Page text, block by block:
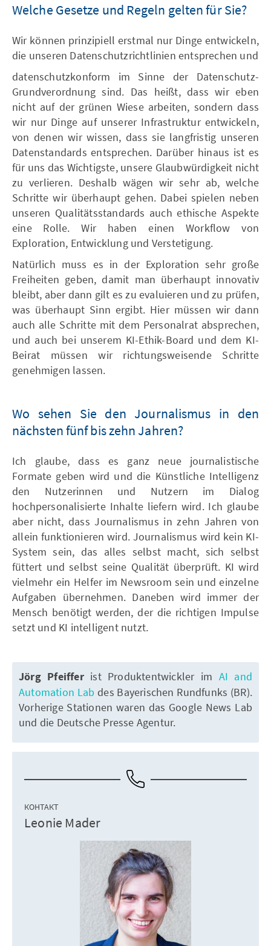
Welche Gesetze und Regeln gelten für Sie?
Wir können prinzipiell erstmal nur Dinge entwickeln,
die unseren Datenschutzrichtlinien entsprechen und
datenschutzkonform im Sinne der Datenschutz-
Grundverordnung sind. Das heißt, dass wir eben
nicht auf der grünen Wiese arbeiten, sondern dass
wir nur Dinge auf unserer Infrastruktur entwickeln,
von denen wir wissen, dass sie langfristig unseren
Datenstandards entsprechen. Darüber hinaus ist es
für uns das Wichtigste, unsere Glaubwürdigkeit nicht
zu verlieren. Deshalb wägen wir sehr ab, welche
Schritte wir überhaupt gehen. Dabei spielen neben
unseren Qualitätsstandards auch ethische Aspekte
eine Rolle. Wir haben einen Workflow von
Exploration, Entwicklung und Verstetigung.
Natürlich muss es in der Exploration sehr große
Freiheiten geben, damit man überhaupt innovativ
bleibt, aber dann gilt es zu evaluieren und zu prüfen,
was überhaupt Sinn ergibt. Hier müssen wir dann
auch alle Schritte mit dem Personalrat absprechen,
und auch bei unserem KI-Ethik-Board und dem KI-
Beirat müssen wir richtungsweisende Schritte
genehmigen lassen.
Wo sehen Sie den Journalismus in den
nächsten fünf bis zehn Jahren?
Ich glaube, dass es ganz neue journalistische
Formate geben wird und die Künstliche Intelligenz
den Nutzerinnen und Nutzern im Dialog
hochpersonalisierte Inhalte liefern wird. Ich glaube
aber nicht, dass Journalismus in zehn Jahren von
allein funktionieren wird. Journalismus wird kein KI-
System sein, das alles selbst macht, sich selbst
füttert und selbst seine Qualität überprüft. KI wird
vielmehr ein Helfer im Newsroom sein und einzelne
Aufgaben übernehmen. Daneben wird immer der
Mensch benötigt werden, der die richtigen Impulse
setzt und KI intelligent nutzt.
Jörg Pfeifferist Produktentwickler im AI and
Automation Lab des Bayerischen Rundfunks (BR).
Vorherige Stationen waren das Google News Lab
und die Deutsche Presse Agentur.
КОНТАКТ
Leonie Mader